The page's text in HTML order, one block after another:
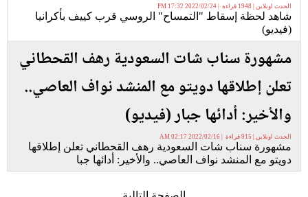
الحدث اونلاين | 1948 قراءة | 2022/02/24 17:32 PM
شاهد لحظة إسقاط "التمساح" الروسي قرب كييف بأكرانيا
(فيديو)
مشهورة سناب شات السعودية رهف القحطاني
تعلن إطلاقها دويتو مع المنشد نواف العاصي..
والأخير: أدائها جبار (فيديو)
الحدث اونلاين | 915 قراءة | 2022/02/16 02:17 AM
مشهورة سناب شات السعودية رهف القحطاني تعلن إطلاقها
دويتو مع المنشد نواف العاصي.. والأخير: أدائها جبا